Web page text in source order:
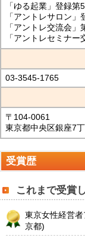
「ゆる起業」登録第
「アントレサロン
「アントレ交流会」
「アントレセミナ
03-3545-1765
〒104-0061
東京都中央区銀座7
受賞歴
これまで受賞
東京女性経営
京都)